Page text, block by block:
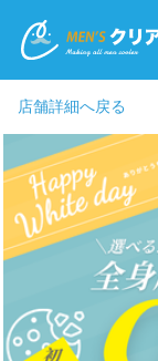
店舗詳細へ戻る